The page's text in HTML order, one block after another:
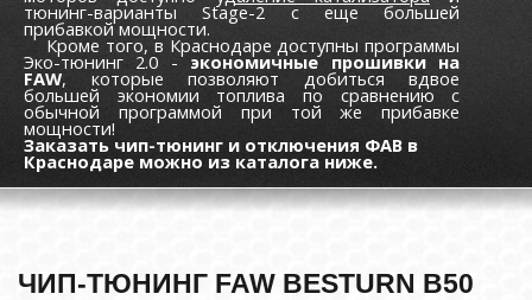
тюнинг-варианты Stage-2 с еще большей
прибавкой мощности.
Кроме того, в Краснодаре доступны программы
Эко-тюнинг 2.0 - экономичные прошивки на
FAW, которые позволяют добиться вдвое
большей экономии топлива по сравнению с
обычной программой при той же прибавке
мощности!
Заказать чип-тюнинг и отключения ФАВ в
Краснодаре можно из каталога ниже.
ЧИП-ТЮНИНГ FAW BESTURN B50